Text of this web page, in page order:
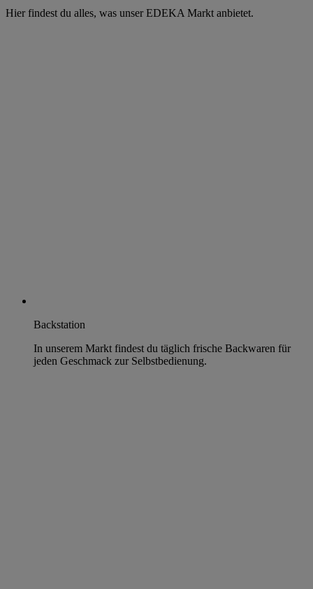
Hier findest du alles, was unser EDEKA Markt anbietet.
Backstation
In unserem Markt findest du täglich frische Backwaren für
jeden Geschmack zur Selbstbedienung.